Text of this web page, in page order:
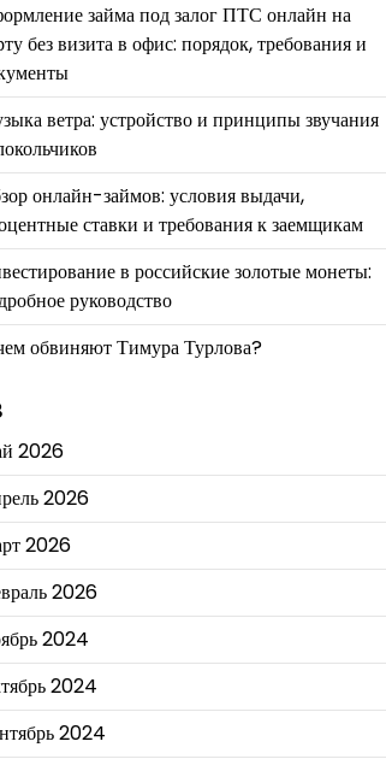
займа под залог ПТС онлайн на
без визита в офис: порядок, требования и
ветра: устройство и принципы звучания
онлайн-займов: условия выдачи,
ставки и требования к заемщикам
в российские золотые монеты:
руководство
обвиняют Тимура Турлова?
2026
2026
2026
2026
2024
2024
2024